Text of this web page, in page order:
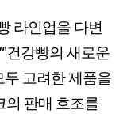
라인업을 다변
건강빵의 새로운
고려한 제품을
의 판매 호조를